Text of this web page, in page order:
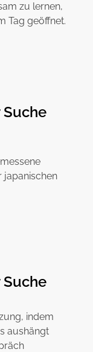
zu lernen,
Tag geöffnet.
japanischen
indem
aushängt